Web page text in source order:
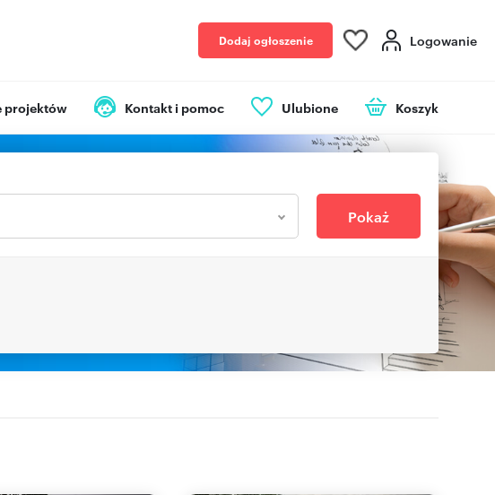
Dodaj ogłoszenie Logowanie
projektów Kontakt i pomoc Ulubione Koszyk
Pokaż